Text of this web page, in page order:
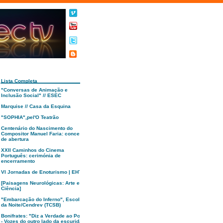
Lista Completa
"Conversas de Animação e
Inclusão Social" // ESEC
Marquise // Casa da Esquina
"SOPHIA",pel'O Teatrão
Centenário do Nascimento do
Compositor Manuel Faria: concerto
de abertura
XXII Caminhos do Cinema
Português: cerimónia de
encerramento
VI Jornadas de Enoturismo | EHTC
[Paisagens Neurológicas: Arte e
Ciência]
"Embarcação do Inferno", Escola
da Noite/Cendrev (TCSB)
Bonifrates: "Diz a Verdade ao Poder
- Vozes do outro lado da escuridão"